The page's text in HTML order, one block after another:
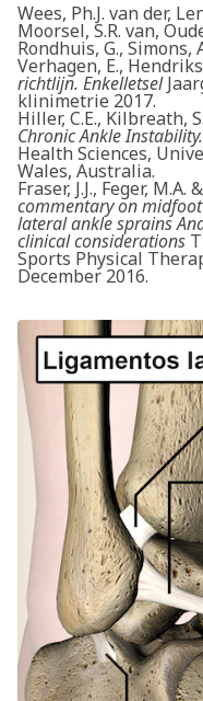
Wees, Ph.J. van der,
Moorsel, S.R. van,
Rondhuis, G., Simons,
Verhagen, E.,
richtlijn. Enkelletsel
klinimetrie 2017.
Hiller, C.E., Kilbreath,
Chronic Ankle
Health Sciences,
Wales, Australia.
Fraser, J.J., Feger, M.A.
commentary on
lateral ankle sprains
clinical considerations
Sports Physical
December 2016.